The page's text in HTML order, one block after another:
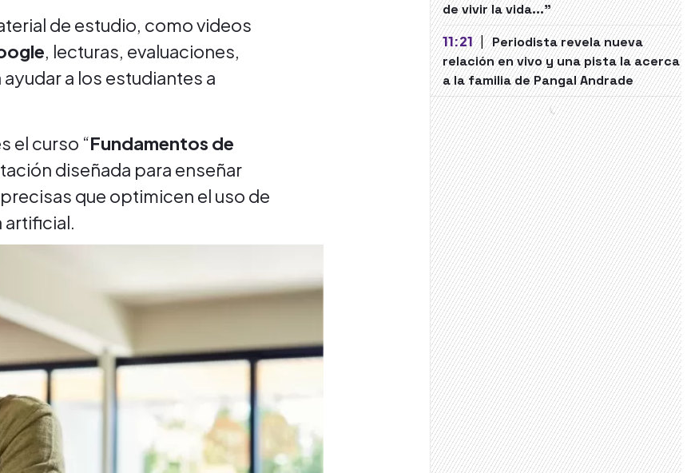
de estudio, como videos
, lecturas, evaluaciones,
a los estudiantes a
el curso “Fundamentos de
diseñada para enseñar
que optimicen el uso de
artificial.
de vivir la vida..."
11:21 | Periodista revela nueva
relación en vivo y una pista la acerca
a la familia de Pangal Andrade